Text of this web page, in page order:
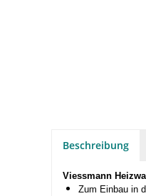
Beschreibung
Viessmann
Zum Einbau in